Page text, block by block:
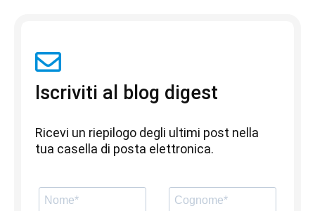
Iscriviti al blog digest
Ricevi un riepilogo degli ultimi post nella
tua casella di posta elettronica.